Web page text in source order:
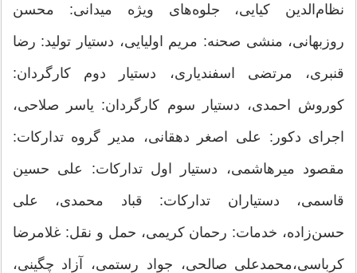
نظام‌الدین کیایی، جلوه‌های ویژه میدانی: محسن
روزبهانی، منشی صحنه: مریم اولیایی، دستیار تولید: رضا
قنبری، مرتضی اسفندیاری، دستیار دوم کارگردان:
کوروش احمدی، دستیار سوم کارگردان: یاسر صلاحی،
اجرای دکور: علی اصغر دهقانی، مدیر گروه تدارکات:
مقصود میرهاشمی، دستیار اول تدارکات: علی حسین
قاسمی، دستیاران تدارکات: قباد محمدی، علی
حسن‌زاده، خدمات: رحمان کریمی، حمل و نقل: غلامرضا
کرباسی،محمدعلی صالحی، جواد رستمی، آزاد چگینی،